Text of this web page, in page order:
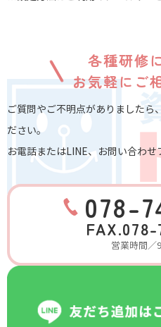
各種研修
お気軽にご
ご質問やご不明点がありましたら
ださい。
お電話またはLINE、お問い合わせ
078-
営業時間／